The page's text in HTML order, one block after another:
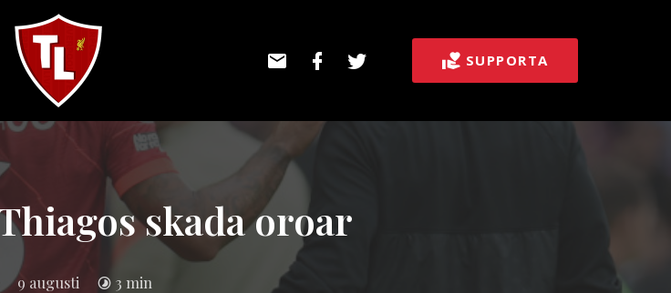
post
Facebook SUPPORTA
skada oroar
9 augusti 3 min